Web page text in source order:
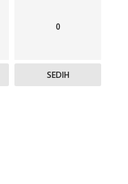
0
SEDIH